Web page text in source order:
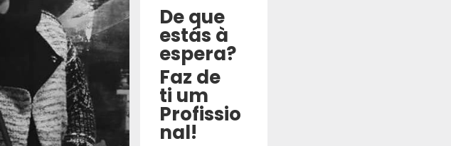
De que
estás à
espera?
Faz de
ti um
Profissio
nal!